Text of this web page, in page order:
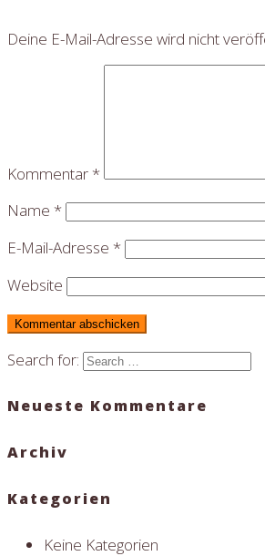
Deine E-Mail-Adresse wird nicht
Kommentar*
Name *
E-Mail-Adresse *
Website
Search for:
Neueste Kommentare
Archiv
Kategorien
Keine Kategorien